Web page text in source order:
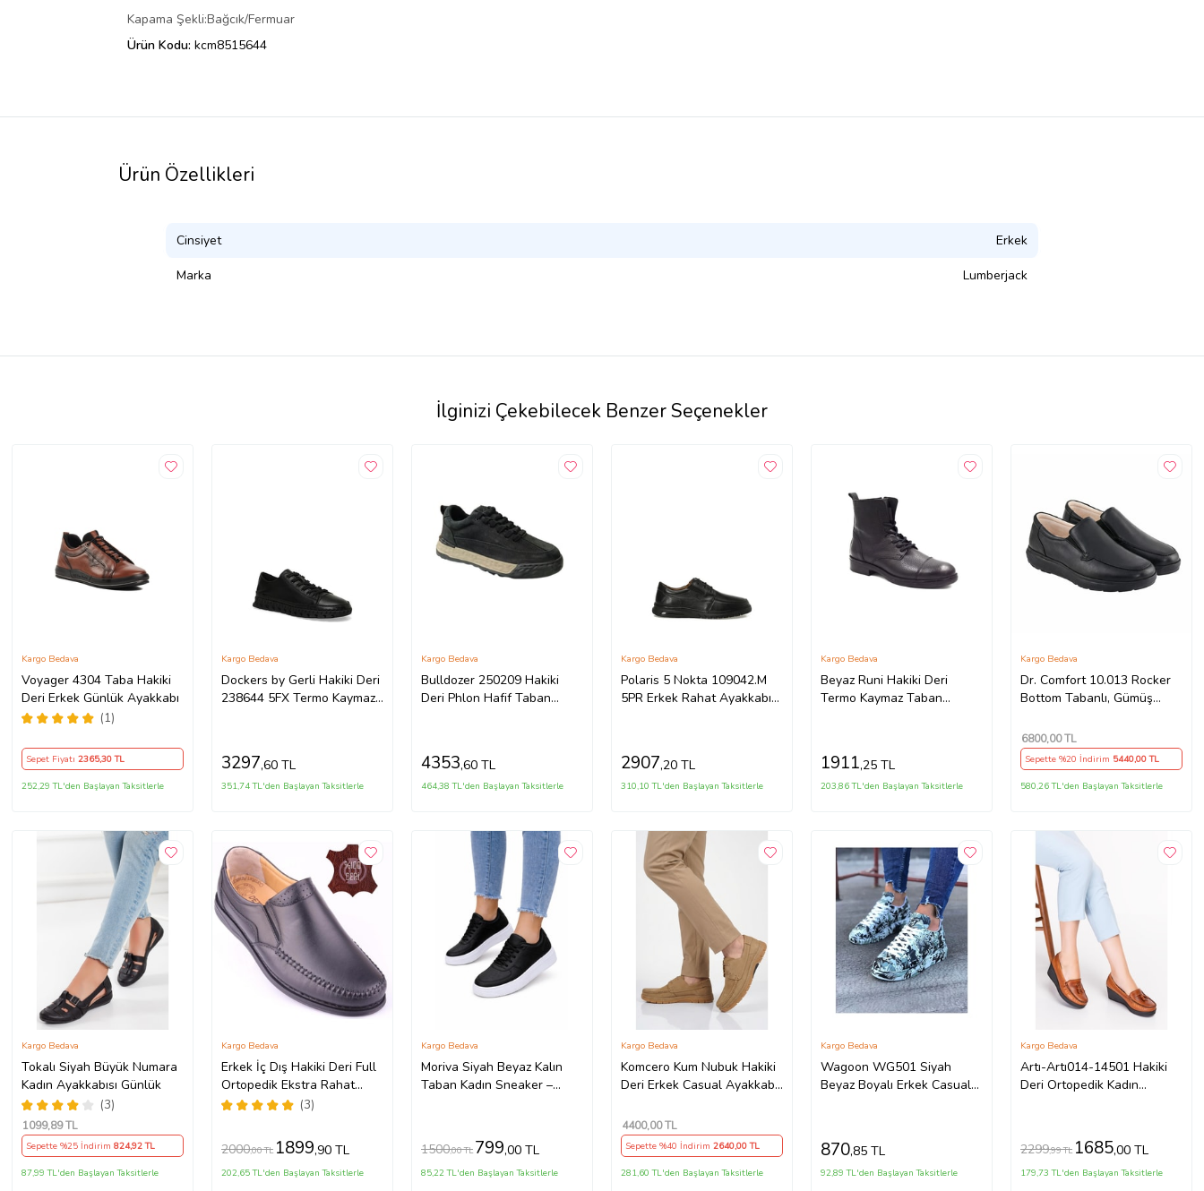
Kapama Şekli:Bağcık/Fermuar
Ürün Kodu: kcm8515644
Ürün Özellikleri
Cinsiyet Erkek
Marka Lumberjack
İlginizi Çekebilecek Benzer Seçenekler
Voyager 4304 Taba Hakiki
Deri Erkek Günlük Ayakkabı
(1)
Kargo Bedava
Sepet Fiyatı 2365,30 TL
252,29 TL'den Başlayan Taksitlerle
Dockers by Gerli Hakiki Deri
238644 5FX Termo Kaymaz
Kargo Bedava
3297,60 TL
351,74 TL'den Başlayan Taksitlerle
Bulldozer 250209 Hakiki
Deri Phlon Hafif Taban
Kargo Bedava
4353,60 TL
464,38 TL'den Başlayan Taksitlerle
Polaris 5 Nokta 109042.M
5PR Erkek Rahat Ayakkabı
Kargo Bedava
2907,20 TL
310,10 TL'den Başlayan Taksitlerle
Beyaz Runi Hakiki Deri
Termo Kaymaz Taban
Kargo Bedava
1911,25 TL
203,86 TL'den Başlayan Taksitlerle
Dr. Comfort 10.013 Rocker
Bottom Tabanlı, Gümüş
Ayakkabısı
Kargo Bedava
6800,00 TL
Sepette %20 İndirim 5440,00 TL
580,26 TL'den Başlayan Taksitlerle
Tokalı Siyah Büyük Numara
Kadın Ayakkabısı Günlük
(3)
Kargo Bedava
1099,89 TL
Sepette %25 İndirim 824,92 TL
87,99 TL'den Başlayan Taksitlerle
Erkek İç Dış Hakiki Deri Full
Ortopedik Ekstra Rahat
Günlük Ayakkabı DTC015
(3)
Kargo Bedava
2000,00 TL 1899,90 TL
202,65 TL'den Başlayan Taksitlerle
Moriva Siyah Beyaz Kalın
Taban Kadın Sneaker –
Ayakkabısı
Kargo Bedava
1500,00 TL 799,00 TL
85,22 TL'den Başlayan Taksitlerle
Komcero Kum Nubuk Hakiki
Deri Erkek Casual Ayakkabı
Kargo Bedava
4400,00 TL
Sepette %40 İndirim 2640,00 TL
281,60 TL'den Başlayan Taksitlerle
Wagoon WG501 Siyah
Beyaz Boyalı Erkek Casual
Kargo Bedava
870,85 TL
92,89 TL'den Başlayan Taksitlerle
Artı-Artı014-14501 Hakiki
Deri Ortopedik Kadın
Kargo Bedava
2299,99 TL 1685,00 TL
179,73 TL'den Başlayan Taksitlerle